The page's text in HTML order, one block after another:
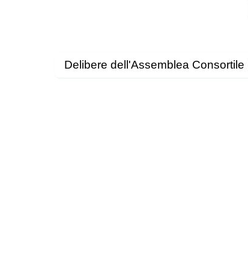
Delibere dell'Assemblea Consortile